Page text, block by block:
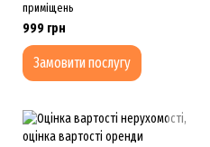
приміщень
999 грн
Замовити послугу